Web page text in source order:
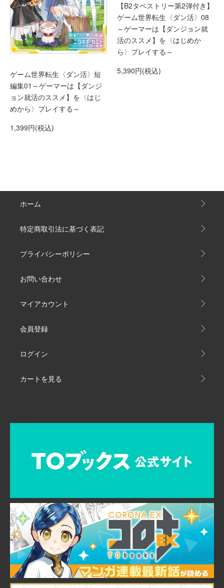
ゲーム世界転生〈ダン活〉短
編集01～ゲーマーは【ダンジ
ョン就活のススメ】を〈はじ
めから〉プレイする～
1,399円(税込)
【B2タペストリー第2弾付き】
ゲーム世界転生〈ダン活〉08
～ゲーマーは【ダンジョン就
活のススメ】を〈はじめか
ら〉プレイする～
5,390円(税込)
ホーム
特定商取引法に基づく表記
プライバシーポリシー
お問い合わせ
マイアカウント
会員登録
ログイン
カートを見る